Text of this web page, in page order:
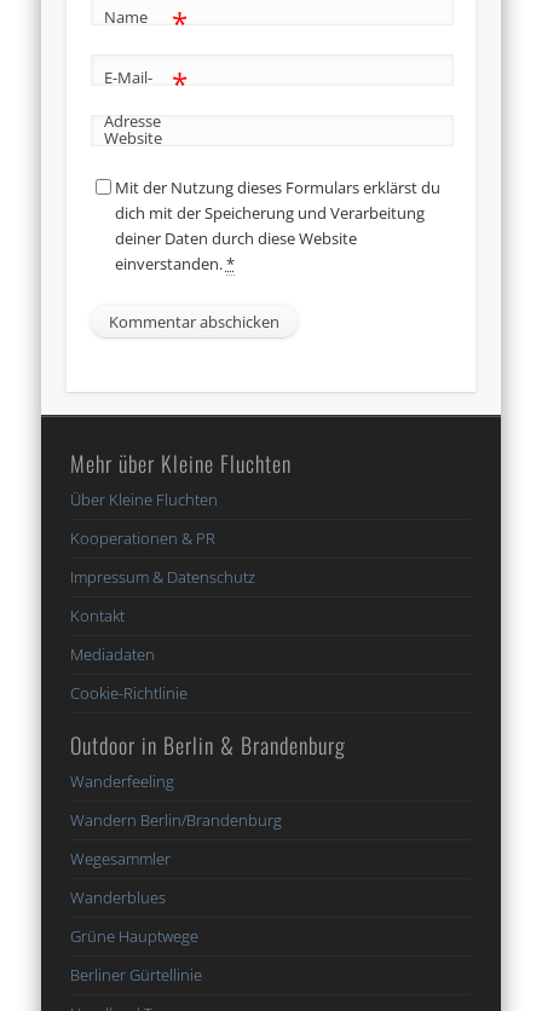
Name *
E-Mail-
Adresse
*
Website
Mit der Nutzung dieses Formulars erklärst du
dich mit der Speicherung und Verarbeitung
deiner Daten durch diese Website
einverstanden.*
Mehr über Kleine Fluchten
Über Kleine Fluchten
Kooperationen & PR
Impressum & Datenschutz
Kontakt
Mediadaten
Cookie-Richtlinie
Outdoor in Berlin & Brandenburg
Wanderfeeling
Wandern Berlin/Brandenburg
Wegesammler
Wanderblues
Grüne Hauptwege
Berliner Gürtellinie